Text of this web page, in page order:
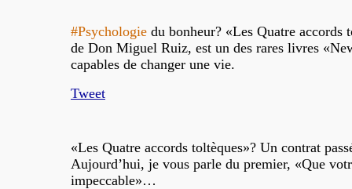
#Psychologie du bonheur? «Les Quatre accords
de Don Miguel Ruiz, est un des rares livres
capables de changer une vie.
Tweet
«Les Quatre accords toltèques»? Un contrat
Aujourd’hui, je vous parle du premier, «Que
impeccable»…